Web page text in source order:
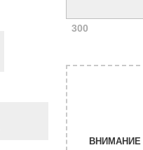
300
ВНИМАНИЕ